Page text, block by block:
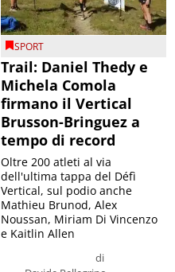
SPORT
Trail: Daniel Thedy e
Michela Comola
firmano il Vertical
Brusson-Bringuez a
tempo di record
di
Oltre 200 atleti al via
dell'ultima tappa del Défì
Vertical, sul podio anche
Mathieu Brunod, Alex
Noussan, Miriam Di Vincenzo
e Kaitlin Allen